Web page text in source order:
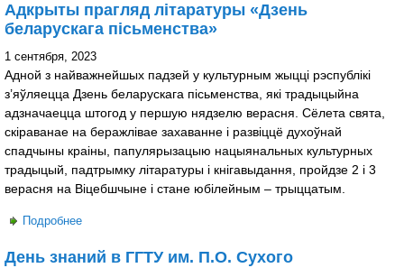
Адкрыты прагляд літаратуры «Дзень
беларускага пісьменства»
1 сентября, 2023
Адной з найважнейшых падзей у культурным жыцці рэспублікі
з’яўляецца Дзень беларускага пісьменства, які традыцыйна
адзначаецца штогод у першую нядзелю верасня. Сёлета свята,
скіраванае на беражлівае захаванне і развіццё духоўнай
спадчыны краіны, папулярызацыю нацыянальных культурных
традыцый, падтрымку літаратуры і кнігавыдання, пройдзе 2 і 3
верасня на Віцебшчыне і стане юбілейным – трыццатым.
Подробнее
День знаний в ГГТУ им. П.О. Сухого